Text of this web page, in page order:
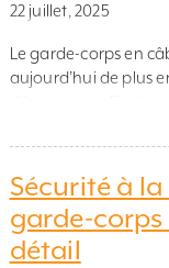
22 juillet, 2025
Le garde-corps en
aujourd’hui de plus
minimaliste et
Souvent associé au
de bateau » ou à
industriels, ce type
une légèreté visuelle
Sécurité à
garde-corps
détail